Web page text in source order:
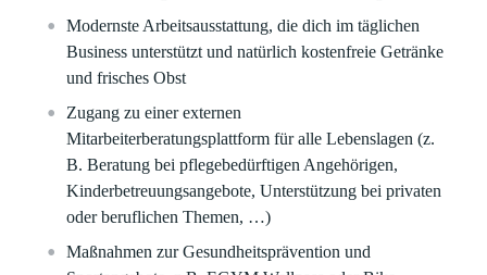
Modernste Arbeitsausstattung, die dich im täglichen
Business unterstützt und natürlich kostenfreie Getränke
und frisches Obst
Zugang zu einer externen
Mitarbeiterberatungsplattform für alle Lebenslagen (z.
B. Beratung bei pflegebedürftigen Angehörigen,
Kinderbetreuungsangebote, Unterstützung bei privaten
oder beruflichen Themen, …)
Maßnahmen zur Gesundheitsprävention und